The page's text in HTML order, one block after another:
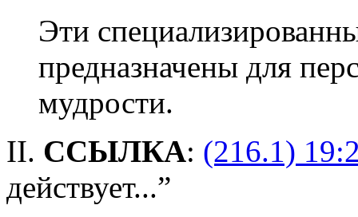
Эти
предназначены для
мудрости.
II. ССЫЛКА: (216.1)
действует...”